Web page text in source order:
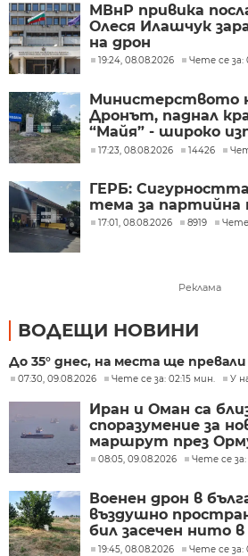
МВнР привика
Олеся Илашчук
на дрон
19:24, 08.08.2026 Чете се за:
Министерството
Дронът, паднал
“Майя” - широко
украинската армия
17:23, 08.08.2026 14426
ГЕРБ:
тема за партийна
17:01, 08.08.2026 8919 Чете
Реклама
ВОДЕЩИ НОВИНИ
До 35° днес, на места ще
07:30, 09.08.2026 Чете се за: 02:15 мин. У
Иран и Оман са
споразумение за
маршрут през
08:05, 09.08.2026 Чете се за:
Военен дрон в
въздушно
бил засечен нито
Румъния?
19:45, 08.08.2026 Чете се за: